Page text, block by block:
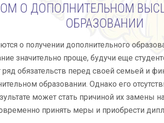
О ДОПОЛНИТЕЛЬНОМ
ОБРАЗОВАНИИ
о получении дополнительного
значительно проще, будучи еще
обязательств перед своей семьей и
образовании. Однако его
может стать причиной их замены
принять меры и приобрести